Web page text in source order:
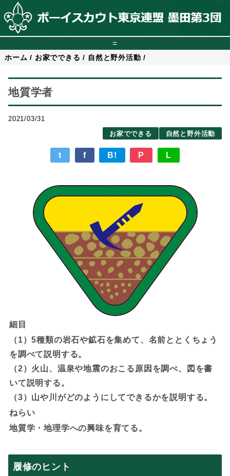
=
ホーム / お家でできる / 自然と野外活動 /
地質学者
2021/03/31
お家でできる
自然と野外活動
t f B! P L
細目
（1）5種類の岩石や鉱石を集めて、名前ととくちょう
を調べて説明する。
（2）火山、温泉や地震のおこる原因を調べ、図を書
いて説明する。
（3）山や川がどのようにしてできるかを説明する。
ねらい
地質学・地理学への興味を育てる。
履修のヒント